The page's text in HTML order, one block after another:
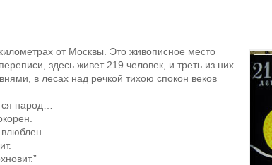
от Москвы. Это живописное место
здесь живет 219 человек, и треть из них
в лесах над речкой тихою спокон веков
народ…